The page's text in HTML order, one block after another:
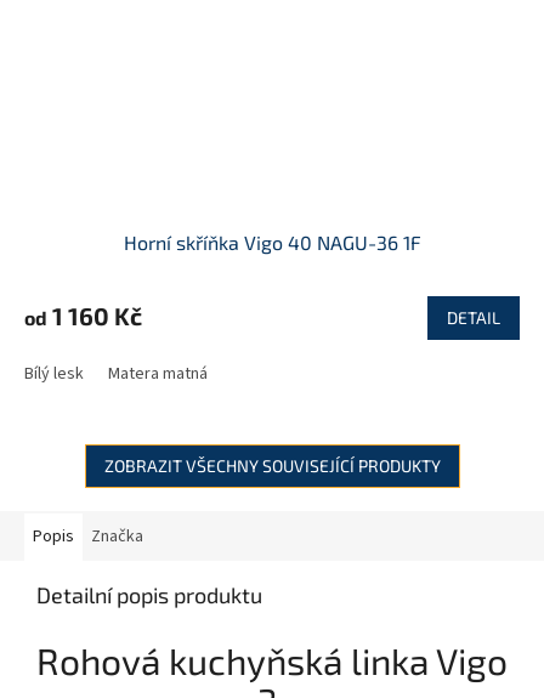
Horní skříňka Vigo 40 NAGU-36 1F
od 1 160 Kč DETAIL
Bílý lesk Matera matná
ZOBRAZIT VŠECHNY SOUVISEJÍCÍ PRODUKTY
Popis Značka
Detailní popis produktu
Rohová kuchyňská linka Vigo